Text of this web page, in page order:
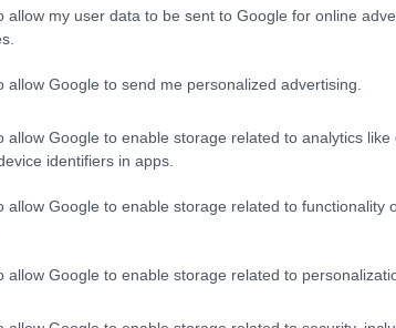
allow my user data to be sent to Google for online
allow Google to send me personalized advertising.
allow Google to enable storage related to analytics like
identifiers in apps.
allow Google to enable storage related to functionality
allow Google to enable storage related to